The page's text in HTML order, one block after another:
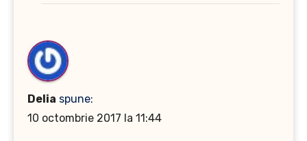
Delia spune:
10 octombrie 2017 la 11:44